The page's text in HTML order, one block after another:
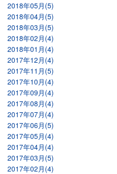
2018年05月(5)
2018年04月(5)
2018年03月(5)
2018年02月(4)
2018年01月(4)
2017年12月(4)
2017年11月(5)
2017年10月(4)
2017年09月(4)
2017年08月(4)
2017年07月(4)
2017年06月(5)
2017年05月(4)
2017年04月(4)
2017年03月(5)
2017年02月(4)